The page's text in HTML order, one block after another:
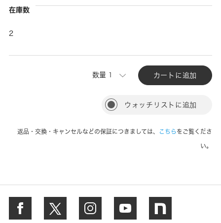
在庫数
2
数量 カートに追加
ウォッチリストに追加
返品・交換・キャンセルなどの保証につきましては、 こちら をご覧くださ
い。